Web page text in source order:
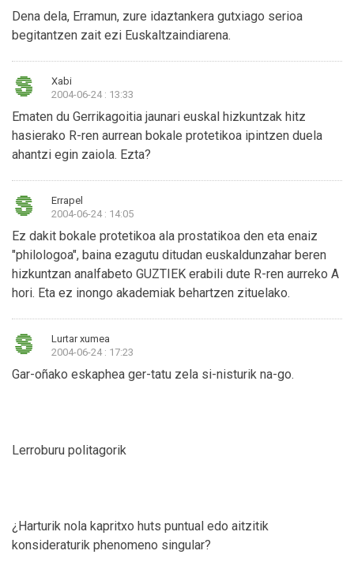
Dena dela, Erramun, zure idaztankera gutxiago serioa
begitantzen zait ezi Euskaltzaindiarena.
Xabi
2004-06-24 : 13:33
Ematen du Gerrikagoitia jaunari euskal hizkuntzak hitz
hasierako R-ren aurrean bokale protetikoa ipintzen duela
ahantzi egin zaiola. Ezta?
Errapel
2004-06-24 : 14:05
Ez dakit bokale protetikoa ala prostatikoa den eta enaiz
"philologoa", baina ezagutu ditudan euskaldunzahar beren
hizkuntzan analfabeto GUZTIEK erabili dute R-ren aurreko A
hori. Eta ez inongo akademiak behartzen zituelako.
Lurtar xumea
2004-06-24 : 17:23
Gar-oñako eskaphea ger-tatu zela si-nisturik na-go.
Lerroburu politagorik
¿Harturik nola kapritxo huts puntual edo aitzitik
konsideraturik phenomeno singular?